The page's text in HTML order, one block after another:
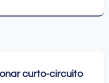
curto-circuito